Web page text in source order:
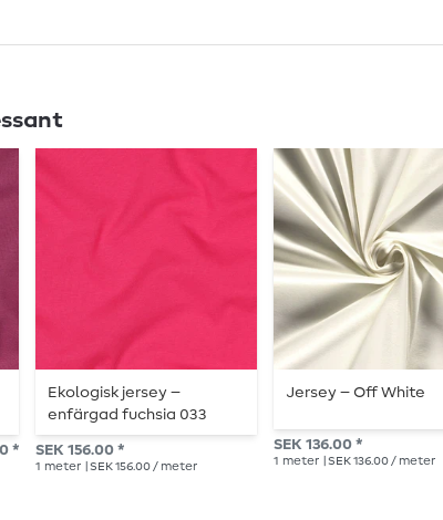
*
Ekologisk jersey –
enfärgad fuchsia 033
SEK 156.00 *
1 meter | SEK 156.00 / meter
Jersey – Off White
SEK 136.00 *
1 meter | SEK 136.00 / meter